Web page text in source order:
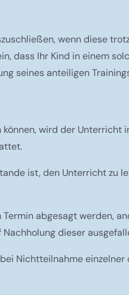
wenn diese
dass Ihr Kind in einem
seines anteiligen
wird der
ist, den Unterricht zu
abgesagt werden,
dieser
Nichtteilnahme